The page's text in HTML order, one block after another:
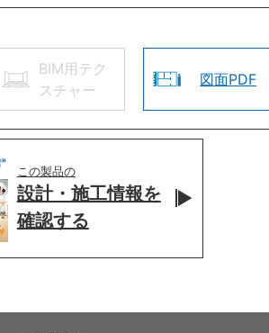
BIM用テク
スチャー
図面PDF
この製品の
設計・施工情報を
確認する